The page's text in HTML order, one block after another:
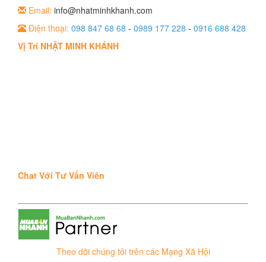
Email: info@nhatminhkhanh.com
Điện thoại: 098 847 68 68 - 0989 177 228 - 0916 688 428
Vị Trí NHẬT MINH KHÁNH
Chat Với Tư Vấn Viên
Theo dõi chúng tôi trên các Mạng Xã Hội